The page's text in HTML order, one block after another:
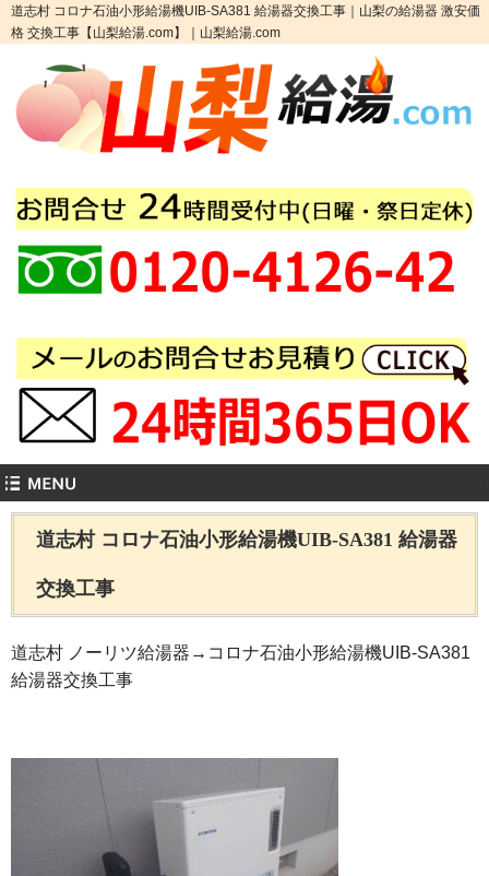
道志村 コロナ石油小形給湯機UIB-SA381 給湯器交換工事｜山梨の給湯器 激安価
格 交換工事【山梨給湯.com】｜山梨給湯.com
道志村 コロナ石油小形給湯機UIB-SA381 給湯器
交換工事
道志村 ノーリツ給湯器→コロナ石油小形給湯機UIB-SA381
給湯器交換工事